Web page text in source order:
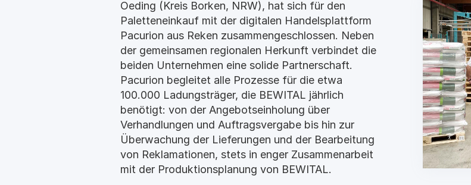
Oeding (Kreis Borken, NRW), hat sich für den
Paletteneinkauf mit der digitalen Handelsplattform
Pacurion aus Reken zusammengeschlossen. Neben
der gemeinsamen regionalen Herkunft verbindet die
beiden Unternehmen eine solide Partnerschaft.
Pacurion begleitet alle Prozesse für die etwa
100.000 Ladungsträger, die BEWITAL jährlich
benötigt: von der Angebotseinholung über
Verhandlungen und Auftragsvergabe bis hin zur
Überwachung der Lieferungen und der Bearbeitung
von Reklamationen, stets in enger Zusammenarbeit
mit der Produktionsplanung von BEWITAL.